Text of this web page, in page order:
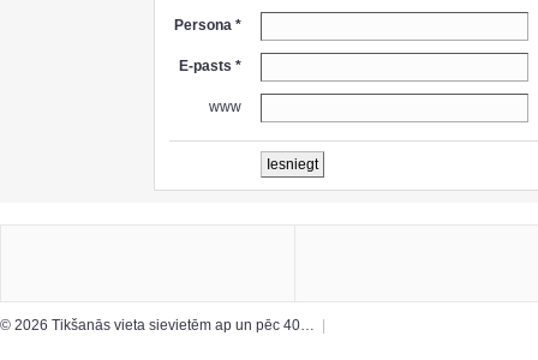
Persona *
E-pasts *
www
© 2026 Tikšanās vieta sievietēm ap un pēc 40…